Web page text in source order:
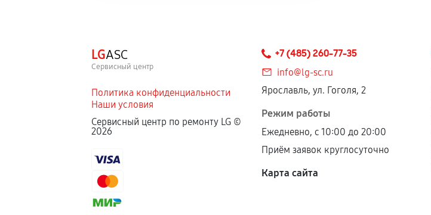
LGASC
Сервисный центр
Политика конфиденциальности
Наши условия
Сервисный центр по ремонту LG ©
2026
+7 (485) 260-77-35
info@lg-sc.ru
Ярославль, ул. Гоголя, 2
Режим работы
Ежедневно, с 10:00 до 20:00
Приём заявок круглосуточно
Карта сайта